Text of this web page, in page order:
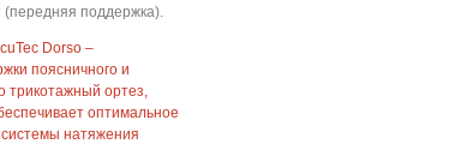
(передняя поддержка).
Dorso –
поясничного и
трикотажный ортез,
оптимальное
натяжения